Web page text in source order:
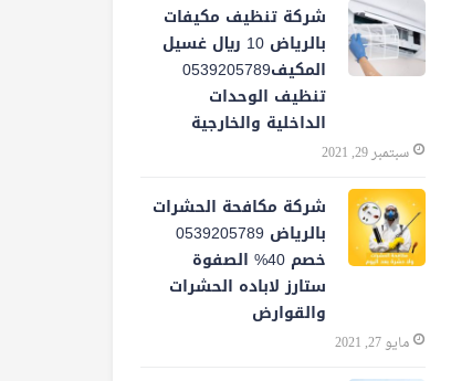
شركة تنظيف مكيفات
بالرياض 10 ريال غسيل
المكيف0539205789
تنظيف الوحدات
الداخلية والخارجية
سبتمبر 29, 2021
شركة مكافحة الحشرات
بالرياض 0539205789
خصم 40% الصفوة
ستارز لاباده الحشرات
والقوارض
مايو 27, 2021